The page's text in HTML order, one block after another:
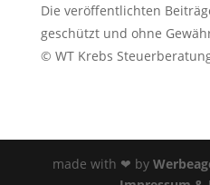
Die veröffentlichten
geschützt und ohne
© WT Krebs
made with ❤ by